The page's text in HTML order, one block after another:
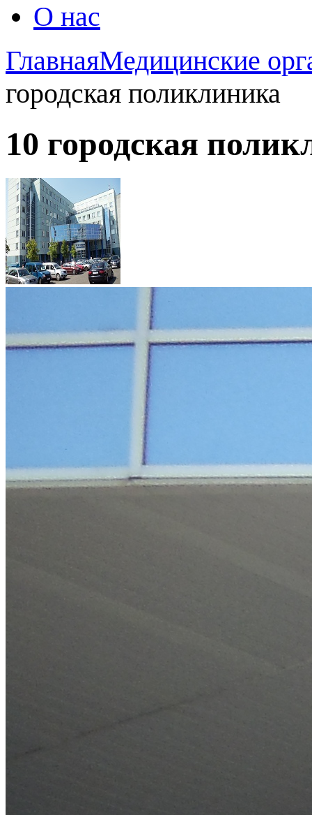
О нас
ГлавнаяМедицинские
городская поликлиника
10 городская